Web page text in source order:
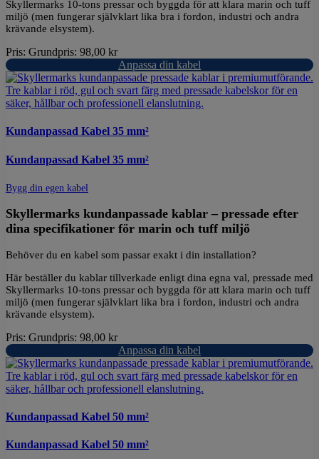
Skyllermarks 10-tons pressar och byggda för att klara marin och tuff
miljö (men fungerar självklart lika bra i fordon, industri och andra
krävande elsystem).
Pris: Grundpris: 98,00 kr
Anpassa din kabel
Kundanpassad Kabel 35 mm²
Kundanpassad Kabel 35 mm²
Bygg din egen kabel
Skyllermarks kundanpassade kablar – pressade efter
dina specifikationer för marin och tuff miljö
Behöver du en kabel som passar exakt i din installation?
Här beställer du kablar tillverkade enligt dina egna val, pressade med
Skyllermarks 10-tons pressar och byggda för att klara marin och tuff
miljö (men fungerar självklart lika bra i fordon, industri och andra
krävande elsystem).
Pris: Grundpris: 98,00 kr
Anpassa din kabel
Kundanpassad Kabel 50 mm²
Kundanpassad Kabel 50 mm²